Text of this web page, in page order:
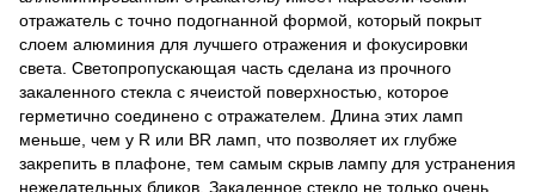
отражатель с точно подогнанной формой, который покрыт
слоем алюминия для лучшего отражения и фокусировки
света. Светопропускающая часть сделана из прочного
закаленного стекла с ячеистой поверхностью, которое
герметично соединено с отражателем. Длина этих ламп
меньше, чем у R или BR ламп, что позволяет их глубже
закрепить в плафоне, тем самым скрыв лампу для устранения
нежелательных бликов. Закаленное стекло не только очень